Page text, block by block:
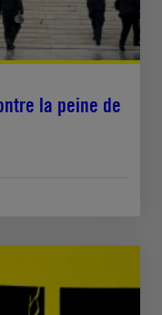
la peine de